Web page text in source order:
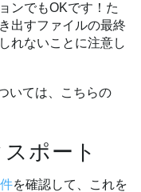
ンでもOKです！た
出すファイルの最終
れないことに注意し
いては、こちらの
ポート
を確認して、これを